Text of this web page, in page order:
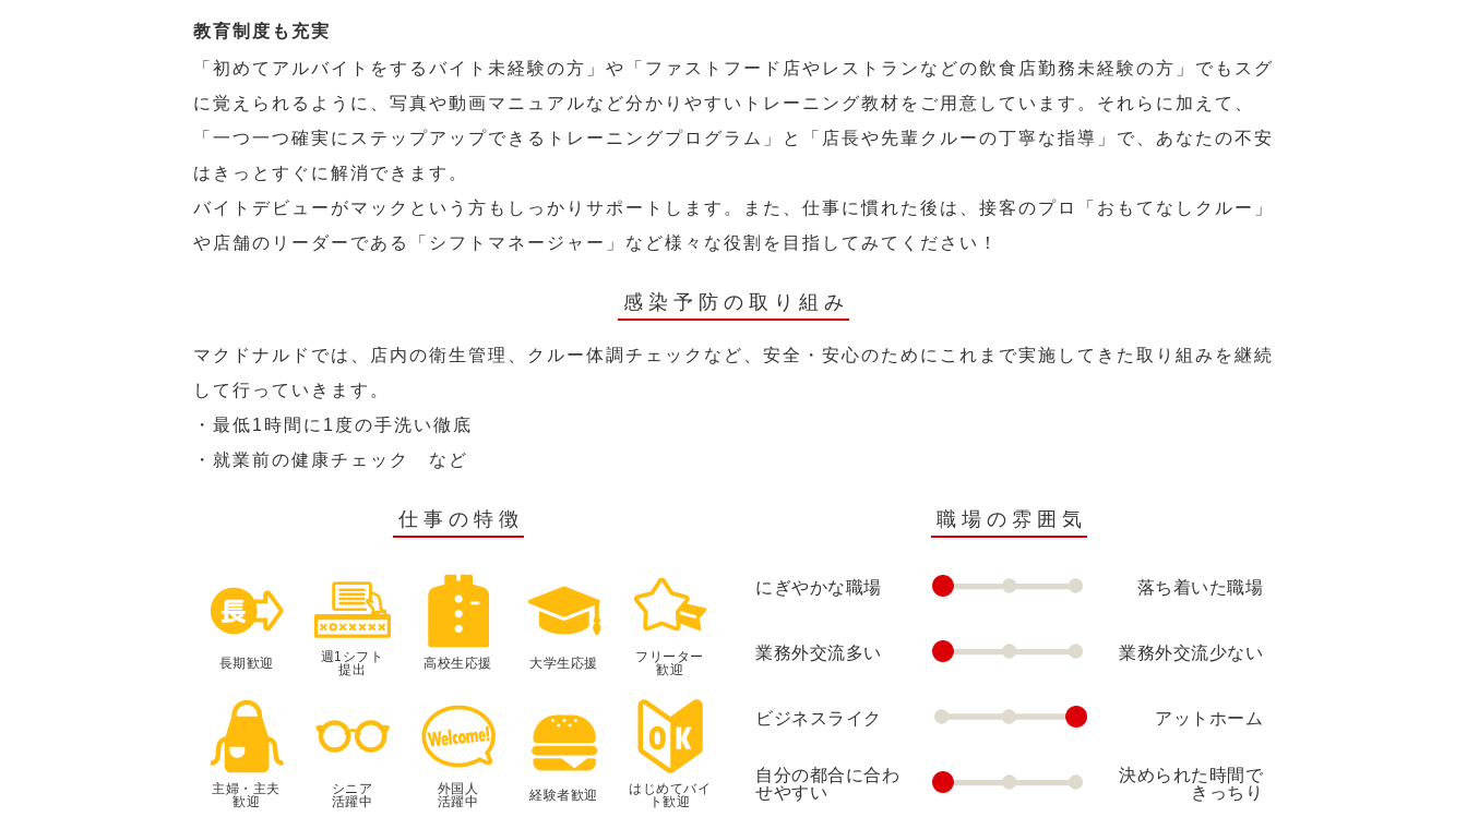
教育制度も充実
「初めてアルバイトをするバイト未経験の方」や「ファストフード店やレストランなどの飲食店勤務未経験の方」でもスグ
に覚えられるように、写真や動画マニュアルなど分かりやすいトレーニング教材をご用意しています。それらに加えて、
「一つ一つ確実にステップアップできるトレーニングプログラム」と「店長や先輩クルーの丁寧な指導」で、あなたの不安
はきっとすぐに解消できます。
バイトデビューがマックという方もしっかりサポートします。また、仕事に慣れた後は、接客のプロ「おもてなしクルー」
や店舗のリーダーである「シフトマネージャー」など様々な役割を目指してみてください！
感染予防の取り組み
マクドナルドでは、店内の衛生管理、クルー体調チェックなど、安全・安心のためにこれまで実施してきた取り組みを継続
して行っていきます。
・最低1時間に1度の手洗い徹底
・就業前の健康チェック など
仕事の特徴
長期歓迎
週1シフト
提出
高校生応援 大学生応援
フリーター
歓迎
主婦・主夫
歓迎
シニア
活躍中
外国人
活躍中
経験者歓迎
はじめてバイ
ト歓迎
職場の雰囲気
にぎやかな職場 落ち着いた職場
業務外交流多い 業務外交流少ない
ビジネスライク アットホーム
自分の都合に合わ
せやすい
決められた時間で
きっちり